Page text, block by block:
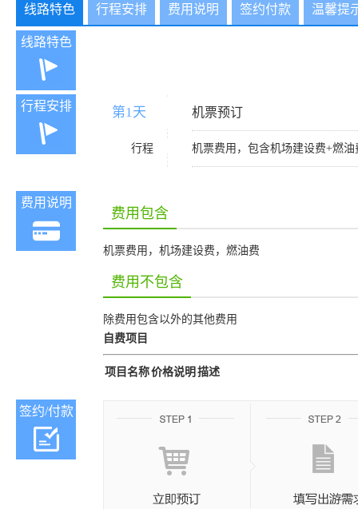
线路特色 行程安排 费用说明 签约付款 温馨提
线路特色
行程安排 第1天 机票预订
行程 机票费用，包含机场建设费+燃油
费用说明
费用包含
机票费用，机场建设费，燃油费
费用不包含
除费用包含以外的其他费用
自费项目
项目名称价格说明 描述
签约/付款